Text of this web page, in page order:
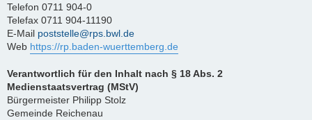
Telefon 0711 904-0
Telefax 0711 904-11190
E-Mail poststelle@rps.bwl.de
Web https://rp.baden-wuerttemberg.de
Verantwortlich für den Inhalt nach § 18 Abs. 2
Medienstaatsvertrag (MStV)
Bürgermeister Philipp Stolz
Gemeinde Reichenau